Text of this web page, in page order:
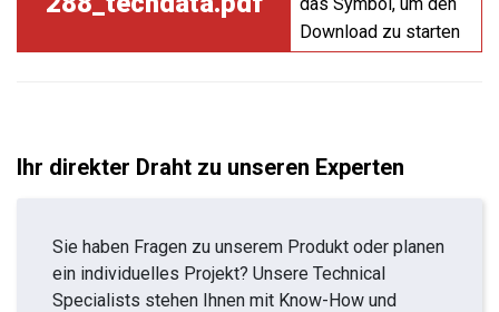
Download zu starten
Ihr direkter Draht zu unseren Experten
Sie haben Fragen zu unserem Produkt oder planen
ein individuelles Projekt? Unsere Technical
Specialists stehen Ihnen mit Know-How und